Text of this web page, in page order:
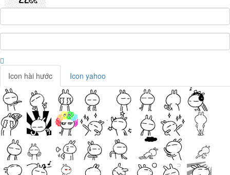
Icon hài hước Icon yahoo